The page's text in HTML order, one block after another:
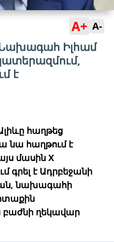
A+ A-
Իլհամ
է
հաղթեց
նա հաղթում է
մասին Х
գրել է Ադրբեջանի
նախագահի
ղեկավար